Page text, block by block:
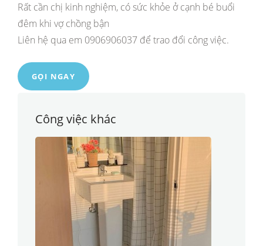
Rất cần chị kinh nghiệm, có sức khỏe ở cạnh bé buổi
đêm khi vợ chồng bận
Liên hệ qua em 0906906037 để trao đổi công việc.
GỌI NGAY
Công việc khác